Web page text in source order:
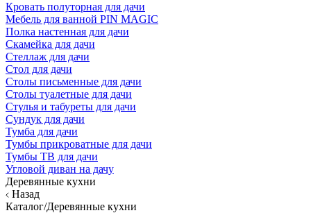
Кровать полуторная для дачи
Мебель для ванной PIN MAGIC
Полка настенная для дачи
Скамейка для дачи
Стеллаж для дачи
Стол для дачи
Столы письменные для дачи
Столы туалетные для дачи
Стулья и табуреты для дачи
Сундук для дачи
Тумба для дачи
Тумбы прикроватные для дачи
Тумбы ТВ для дачи
Угловой диван на дачу
Деревянные кухни
Назад
Каталог/Деревянные кухни